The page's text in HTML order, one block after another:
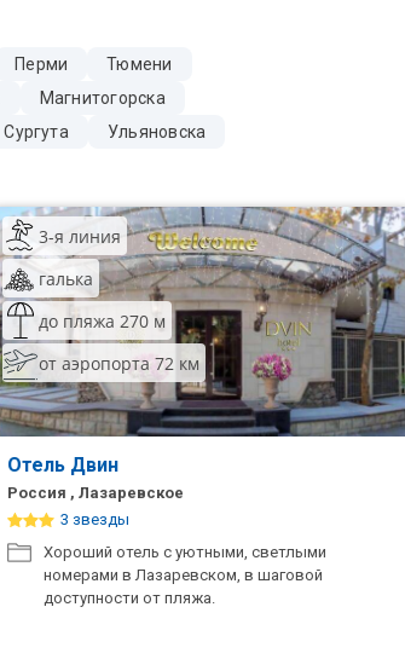
Перми
Тюмени
Магнитогорска
Сургута
Ульяновска
3-я линия
галька
до пляжа 270 м
от аэропорта 72 км
Отель Двин
Россия , Лазаревское
3 звезды
Хороший отель с уютными, светлыми
номерами в Лазаревском, в шаговой
доступности от пляжа.